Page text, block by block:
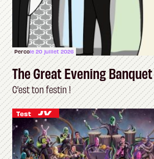
Percole 20 juillet 2026
The Great Evening Banquet
C’est ton festin !
Test